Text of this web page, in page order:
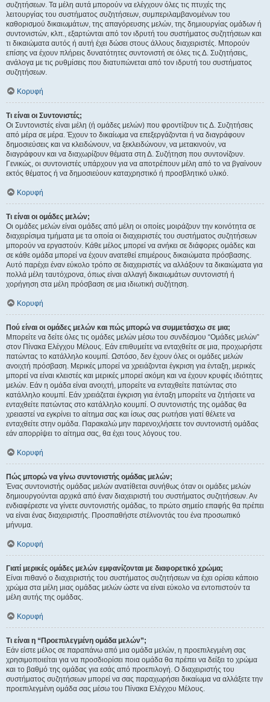
συζητήσεων. Τα μέλη αυτά μπορούν να ελέγχουν όλες τις πτυχές της
λειτουργίας του συστήματος συζητήσεων, συμπεριλαμβανομένων του
καθορισμού δικαιωμάτων, της απαγόρευσης μελών, της δημιουργίας ομάδων ή
συντονιστών, κλπ., εξαρτώνται από τον ιδρυτή του συστήματος συζητήσεων και
τι δικαιώματα αυτός ή αυτή έχει δώσει στους άλλους διαχειριστές. Μπορούν
επίσης να έχουν πλήρεις δυνατότητες συντονιστή σε όλες τις Δ. Συζητήσεις,
ανάλογα με τις ρυθμίσεις που διατυπώνεται από τον ιδρυτή του συστήματος
συζητήσεων.
Κορυφή
Τι είναι οι Συντονιστές;
Οι Συντονιστές είναι μέλη (ή ομάδες μελών) που φροντίζουν τις Δ. Συζητήσεις
από μέρα σε μέρα. Έχουν το δικαίωμα να επεξεργάζονται ή να διαγράφουν
δημοσιεύσεις και να κλειδώνουν, να ξεκλειδώνουν, να μετακινούν, να
διαγράφουν και να διαχωρίζουν θέματα στη Δ. Συζήτηση που συντονίζουν.
Γενικώς, οι συντονιστές υπάρχουν για να αποτρέπουν μέλη από το να βγαίνουν
εκτός θέματος ή να δημοσιεύουν καταχρηστικό ή προσβλητικό υλικό.
Κορυφή
Τι είναι οι ομάδες μελών;
Οι ομάδες μελών είναι ομάδες από μέλη οι οποίες μοιράζουν την κοινότητα σε
διαχειρίσιμα τμήματα με τα οποία οι διαχειριστές του συστήματος συζητήσεων
μπορούν να εργαστούν. Κάθε μέλος μπορεί να ανήκει σε διάφορες ομάδες και
σε κάθε ομάδα μπορεί να έχουν ανατεθεί επιμέρους δικαιώματα πρόσβασης.
Αυτό παρέχει έναν εύκολο τρόπο σε διαχειριστές να αλλάξουν τα δικαιώματα για
πολλά μέλη ταυτόχρονα, όπως είναι αλλαγή δικαιωμάτων συντονιστή ή
χορήγηση στα μέλη πρόσβαση σε μια ιδιωτική συζήτηση.
Κορυφή
Πού είναι οι ομάδες μελών και πώς μπορώ να συμμετάσχω σε μια;
Μπορείτε να δείτε όλες τις ομάδες μελών μέσω του συνδέσμου “Ομάδες μελών”
στον Πίνακα Ελέγχου Μέλους. Εάν επιθυμείτε να ενταχθείτε σε μια, προχωρήστε
πατώντας το κατάλληλο κουμπί. Ωστόσο, δεν έχουν όλες οι ομάδες μελών
ανοιχτή πρόσβαση. Μερικές μπορεί να χρειάζονται έγκριση για ένταξη, μερικές
μπορεί να είναι κλειστές και μερικές μπορεί ακόμη και να έχουν κρυφές ιδιότητες
μελών. Εάν η ομάδα είναι ανοιχτή, μπορείτε να ενταχθείτε πατώντας στο
κατάλληλο κουμπί. Εάν χρειάζεται έγκριση για ένταξη μπορείτε να ζητήσετε να
ενταχθείτε πατώντας στο κατάλληλο κουμπί. Ο συντονιστής της ομάδας θα
χρειαστεί να εγκρίνει το αίτημα σας και ίσως σας ρωτήσει γιατί θέλετε να
ενταχθείτε στην ομάδα. Παρακαλώ μην παρενοχλήσετε τον συντονιστή ομάδας
εάν απορρίψει το αίτημα σας, θα έχει τους λόγους του.
Κορυφή
Πώς μπορώ να γίνω συντονιστής ομάδας μελών;
Ένας συντονιστής ομάδας μελών ανατίθεται συνήθως όταν οι ομάδες μελών
δημιουργούνται αρχικά από έναν διαχειριστή του συστήματος συζητήσεων. Αν
ενδιαφέρεστε να γίνετε συντονιστής ομάδας, το πρώτο σημείο επαφής θα πρέπει
να είναι ένας διαχειριστής. Προσπαθήστε στέλνοντάς του ένα προσωπικό
μήνυμα.
Κορυφή
Γιατί μερικές ομάδες μελών εμφανίζονται με διαφορετικό χρώμα;
Είναι πιθανό ο διαχειριστής του συστήματος συζητήσεων να έχει ορίσει κάποιο
χρώμα στα μέλη μιας ομάδας μελών ώστε να είναι εύκολο να εντοπιστούν τα
μέλη αυτής της ομάδας.
Κορυφή
Τι είναι η “Προεπιλεγμένη ομάδα μελών”;
Εάν είστε μέλος σε παραπάνω από μια ομάδα μελών, η προεπιλεγμένη σας
χρησιμοποιείται για να προσδιορίσει ποια ομάδα θα πρέπει να δείξει το χρώμα
και το βαθμό της ομάδας για εσάς από προεπιλογή. Ο διαχειριστής του
συστήματος συζητήσεων μπορεί να σας παραχωρήσει δικαίωμα να αλλάξετε την
προεπιλεγμένη ομάδα σας μέσω του Πίνακα Ελέγχου Μέλους.